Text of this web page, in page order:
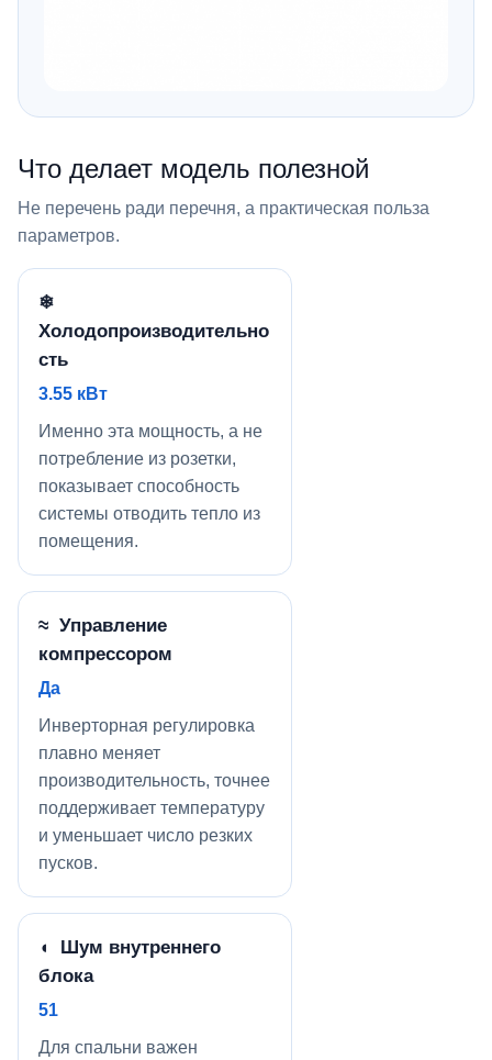
Что делает модель полезной
Не перечень ради перечня, а практическая польза
параметров.
❄
Холодопроизводительно
сть
3.55 кВт
Именно эта мощность, а не
потребление из розетки,
показывает способность
системы отводить тепло из
помещения.
≈ Управление
компрессором
Да
Инверторная регулировка
плавно меняет
производительность, точнее
поддерживает температуру
и уменьшает число резких
пусков.
◖ Шум внутреннего
блока
51
Для спальни важен